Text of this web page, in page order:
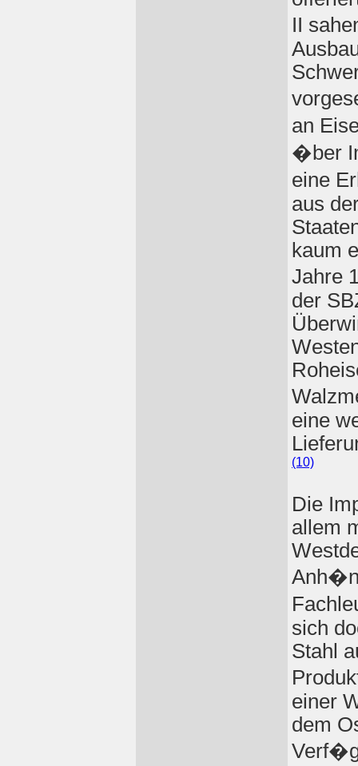
II
an
�ber
eine
aus
kaum
Jahre
der
eine
(10)
Die
allem
sich
Stahl
einer
dem